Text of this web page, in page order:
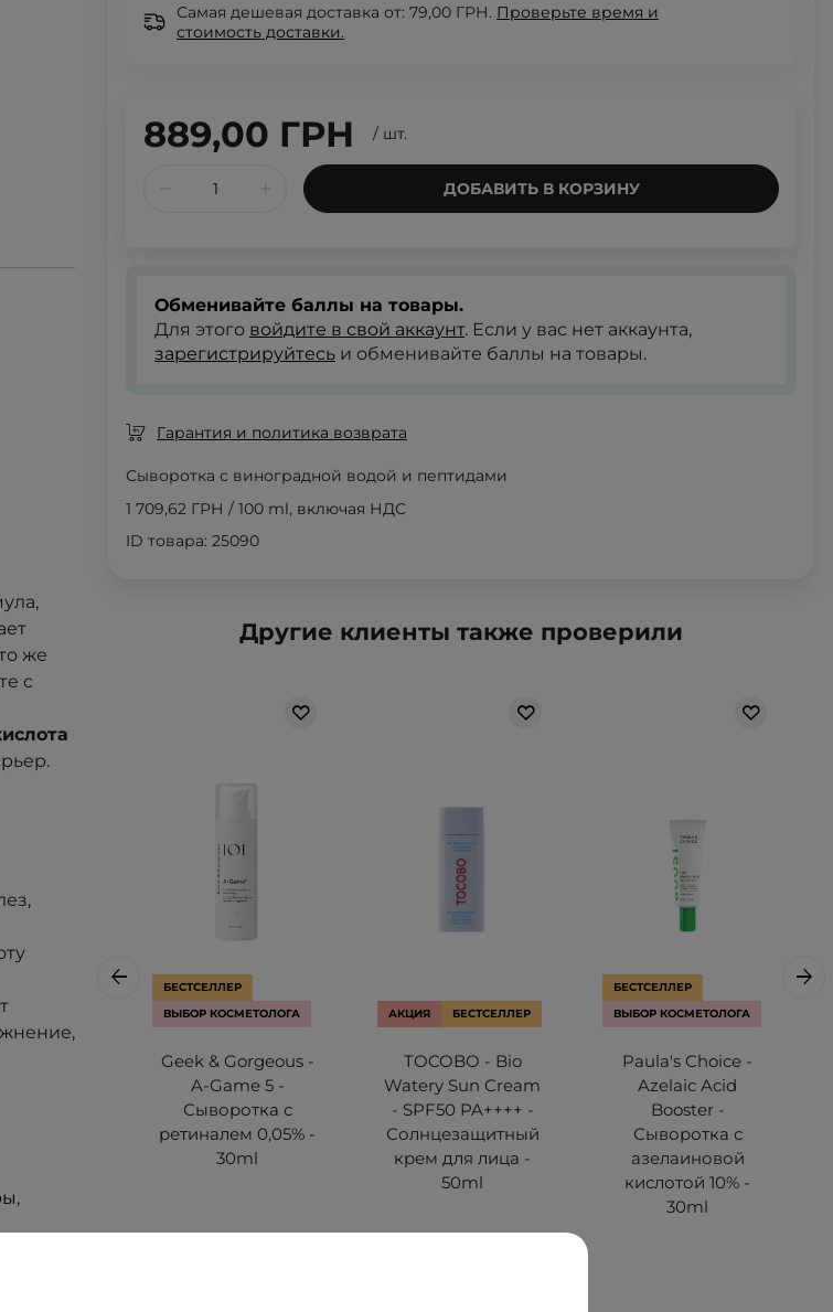
же
с
,
,
Самая дешевая доставка от: 79,00 ГРН. Проверьте время и
стоимость доставки.
889,00 ГРН / шт.
ДОБАВИТЬ В КОРЗИНУ
Обменивайте баллы на товары.
Для этого войдите в свой аккаунт. Если у вас нет аккаунта,
зарегистрируйтесь и обменивайте баллы на товары.
Гарантия и политика возврата
Сыворотка с виноградной водой и пептидами
1 709,62 ГРН / 100 ml, включая НДС
ID товара: 25090
Другие клиенты также проверили
БЕСТСЕЛЛЕР
ВЫБОР КОСМЕТОЛОГА
Geek & Gorgeous -
A-Game 5 -
Сыворотка с
ретиналем 0,05% -
30ml
АКЦИЯ БЕСТСЕЛЛЕР
TOCOBO - Bio
Watery Sun Cream
- SPF50 PA++++ -
Солнцезащитный
крем для лица -
50ml
БЕСТСЕЛЛЕР
ВЫБОР КОСМЕТОЛОГА
Paula's Choice -
Azelaic Acid
Booster -
Сыворотка с
азелаиновой
кислотой 10% -
30ml